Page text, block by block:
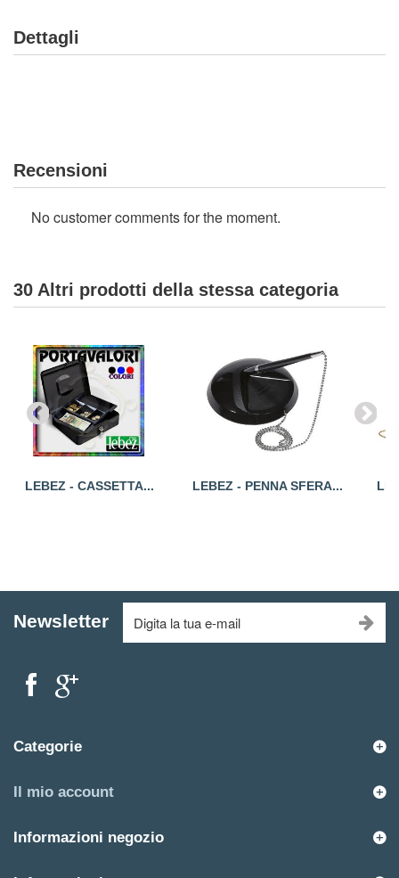
Dettagli
Recensioni
No customer comments for the moment.
30 Altri prodotti della stessa categoria
LEBEZ - CASSETTA... LEBEZ - PENNA SFERA...
Newsletter
Categorie
Il mio account
Informazioni negozio